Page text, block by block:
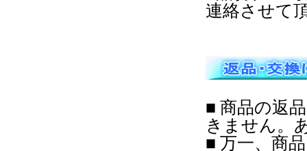
連絡させて
■ 商品の返
きません。
■ 万一、商